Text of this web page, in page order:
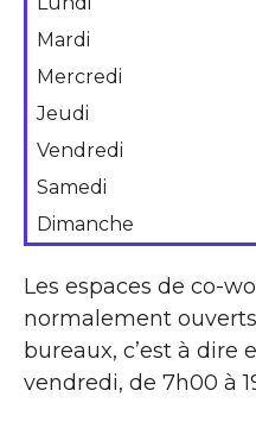
Mardi
Mercredi
Jeudi
Vendredi
Samedi
Dimanche
Les espaces de co-
normalement
bureaux, c’est à dire
vendredi, de 7h00 à